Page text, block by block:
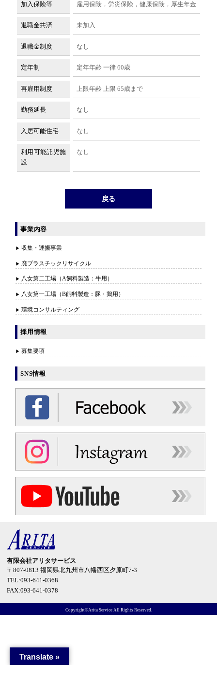
加入保険等 雇用保険，労災保険，健康保険，厚生年金
退職金共済 未加入
退職金制度 なし
定年制 定年年齢 一律 60歳
再雇用制度 上限年齢 上限 65歳まで
勤務延長 なし
入居可能住宅 なし
利用可能託児施
設
なし
戻る
事業内容
収集・運搬事業
廃プラスチックリサイクル
八女第二工場（A飼料製造：牛用）
八女第一工場（B飼料製造：豚・鶏用）
環境コンサルティング
採用情報
募集要項
SNS情報
有限会社アリタサービス
〒807-0813福岡県北九州市八幡西区夕原町7-3
TEL:093-641-0368
FAX:093-641-0378
Copyright©Arita Service All Rights Reserved.
Translate »